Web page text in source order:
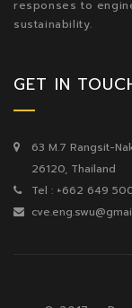
responses to
sustainability.
GET IN
63 M.7 Rangsit-
26120, Thailand
Tel : +662 649